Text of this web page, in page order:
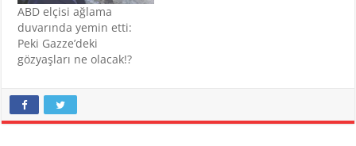
ABD elçisi ağlama
duvarında yemin etti:
Peki Gazze’deki
gözyaşları ne olacak!?